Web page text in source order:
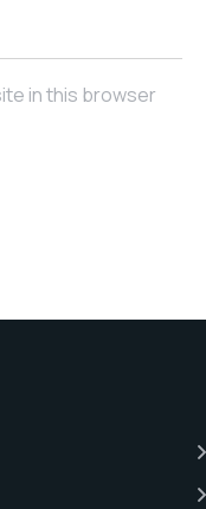
in this browser